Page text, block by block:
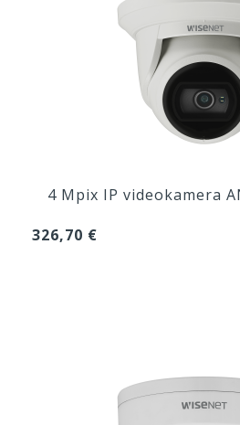
4 Mpix IP videokamera
326,70 €